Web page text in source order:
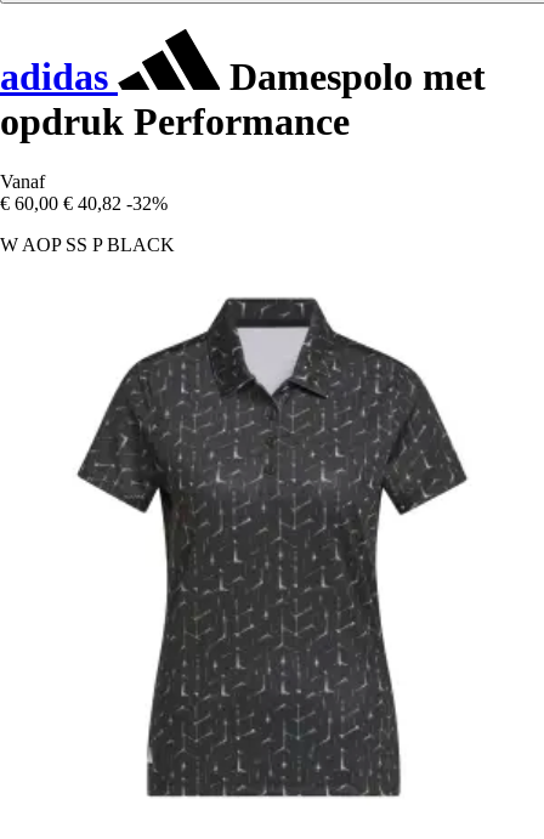
adidas
Damespolo met
opdruk Performance
Vanaf
€ 60,00 € 40,82 -32%
W AOP SS P BLACK